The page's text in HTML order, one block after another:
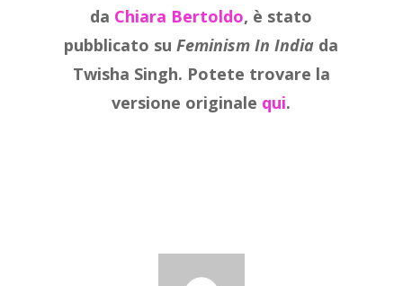
da Chiara Bertoldo, è stato
pubblicato suFeminism In India da
Twisha Singh. Potete trovare la
versione originale qui.